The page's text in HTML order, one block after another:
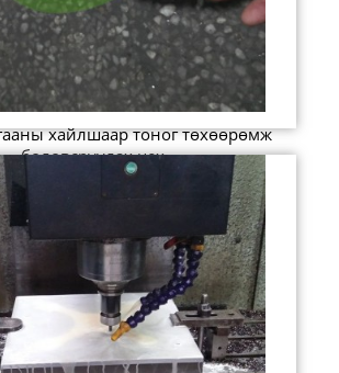
хайлшаар тоног төхөөрөмж
боловсруулах цех